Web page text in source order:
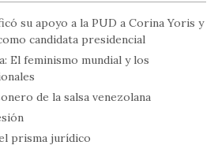
su apoyo a la PUD a Corina Yoris y
candidata presidencial
El feminismo mundial y los
de la salsa venezolana
prisma jurídico